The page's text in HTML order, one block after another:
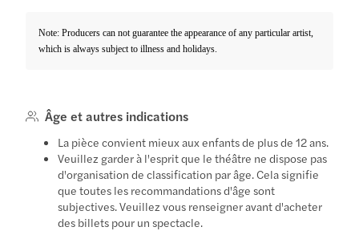
Note: Producers can not guarantee the appearance of any particular artist,
which is always subject to illness and holidays.
Âge et autres indications
La pièce convient mieux aux enfants de plus de 12 ans.
Veuillez garder à l'esprit que le théâtre ne dispose pas
d'organisation de classification par âge. Cela signifie
que toutes les recommandations d'âge sont
subjectives. Veuillez vous renseigner avant d'acheter
des billets pour un spectacle.